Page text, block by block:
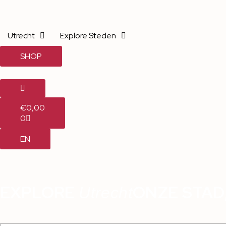
Utrecht
Explore Steden
SHOP
€0,00
0
EN